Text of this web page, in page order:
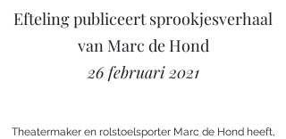
Efteling publiceert sprookjesverhaal
van Marc de Hond
26 februari 2021
Theatermaker en rolstoelsporter Marc de Hond heeft,